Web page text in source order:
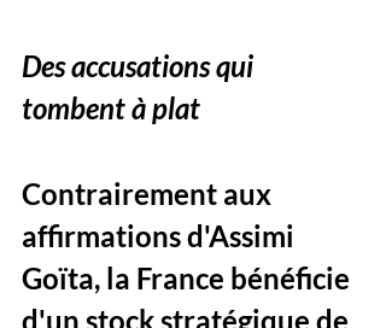
Des accusations qui
tombent à plat
Contrairement aux
affirmations d'Assimi
Goïta, la France bénéficie
d'un stock stratégique de